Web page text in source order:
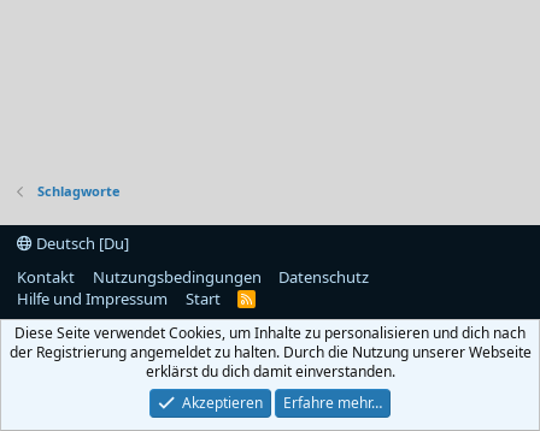
Schlagworte
Deutsch [Du]
Kontakt
Nutzungsbedingungen
Datenschutz
Hilfe und Impressum
Start
R
S
Diese Seite verwendet Cookies, um Inhalte zu personalisieren und dich nach
der Registrierung angemeldet zu halten. Durch die Nutzung unserer Webseite
erklärst du dich damit einverstanden.
Akzeptieren
Erfahre mehr…